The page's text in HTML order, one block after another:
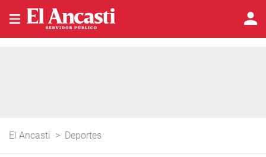
El Ancasti > Deportes